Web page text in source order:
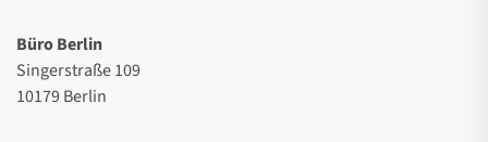
Büro Berlin
Singerstraße 109
10179 Berlin